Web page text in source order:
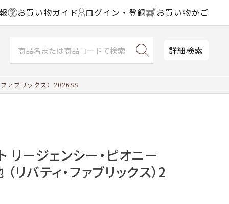
お買い物ガイド ログイン・登録 お買い物かご
詳細検索
ァブリックス）2026SS
リージェンシー・ピオニー
リバティ・ファブリックス）2